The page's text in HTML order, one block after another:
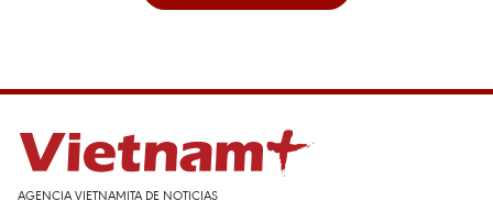
AGENCIA VIETNAMITA DE NOTICIAS